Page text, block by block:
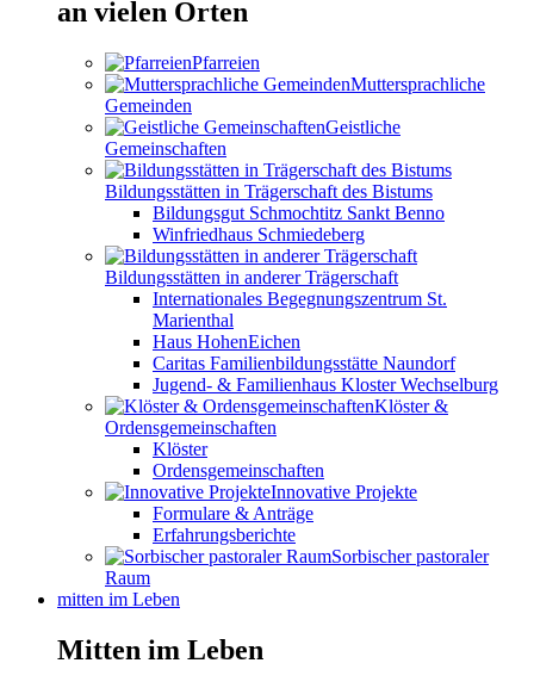
an vielen Orten
Pfarreien
Muttersprachliche
Gemeinden
Geistliche
Gemeinschaften
Bildungsstätten in Trägerschaft des Bistums
Bildungsgut Schmochtitz Sankt Benno
Winfriedhaus Schmiedeberg
Bildungsstätten in anderer Trägerschaft
Internationales Begegnungszentrum St.
Marienthal
Haus HohenEichen
Caritas Familienbildungsstätte Naundorf
Jugend- & Familienhaus Kloster Wechselburg
Klöster &
Ordensgemeinschaften
Klöster
Ordensgemeinschaften
Innovative Projekte
Formulare & Anträge
Erfahrungsberichte
Sorbischer pastoraler
Raum
mitten im Leben
Mitten im Leben